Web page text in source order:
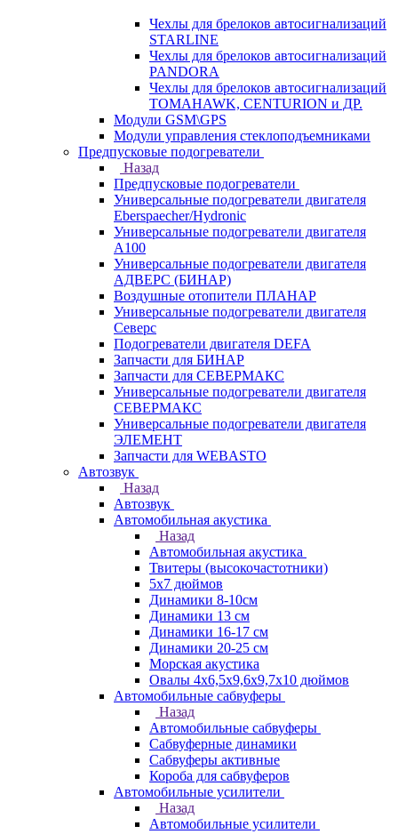
Чехлы для брелоков автосигнализаций
STARLINE
Чехлы для брелоков автосигнализаций
PANDORA
Чехлы для брелоков автосигнализаций
TOMAHAWK, CENTURION и ДР.
Модули GSM\GPS
Модули управления стеклоподъемниками
Предпусковые подогреватели
Назад
Предпусковые подогреватели
Универсальные подогреватели двигателя
Eberspaecher/Hydronic
Универсальные подогреватели двигателя
A100
Универсальные подогреватели двигателя
АДВЕРС (БИНАР)
Воздушные отопители ПЛАНАР
Универсальные подогреватели двигателя
Северс
Подогреватели двигателя DEFA
Запчасти для БИНАР
Запчасти для СЕВЕРМАКС
Универсальные подогреватели двигателя
СЕВЕРМАКС
Универсальные подогреватели двигателя
ЭЛЕМЕНТ
Запчасти для WEBASTO
Автозвук
Назад
Автозвук
Автомобильная акустика
Назад
Автомобильная акустика
Твитеры (высокочастотники)
5x7 дюймов
Динамики 8-10см
Динамики 13 см
Динамики 16-17 см
Динамики 20-25 см
Морская акустика
Овалы 4х6,5х9,6x9,7х10 дюймов
Автомобильные сабвуферы
Назад
Автомобильные сабвуферы
Сабвуферные динамики
Сабвуферы активные
Короба для сабвуферов
Автомобильные усилители
Назад
Автомобильные усилители